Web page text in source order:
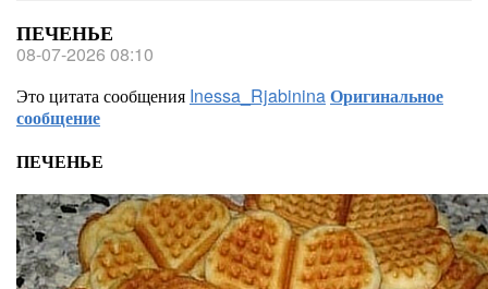
ПЕЧЕНЬЕ
08-07-2026 08:10
Это цитата сообщения Inessa_RjabininaОригинальное
сообщение
ПЕЧЕНЬЕ